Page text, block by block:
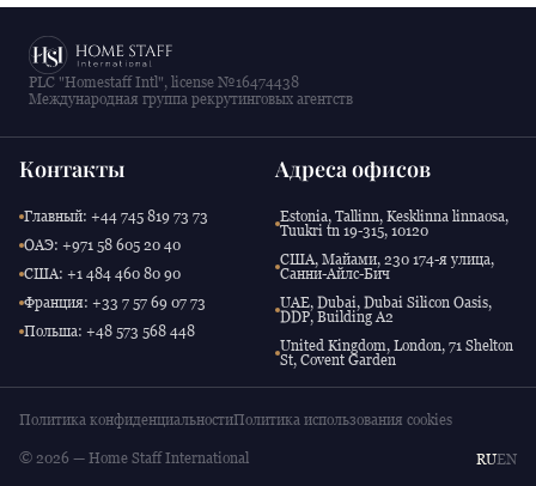
PLC "Homestaff Intl", license №16474438
Международная группа рекрутинговых агентств
Контакты
Главный: +44 745 819 73 73
ОАЭ: +971 58 605 20 40
США: +1 484 460 80 90
Франция: +33 7 57 69 07 73
Польша: +48 573 568 448
Адреса офисов
Estonia, Tallinn, Kesklinna linnaosa,
Tuukri tn 19-315, 10120
США, Майами, 230 174-я улица,
Санни-Айлс-Бич
UAE, Dubai, Dubai Silicon Oasis,
DDP, Building A2
United Kingdom, London, 71 Shelton
St, Covent Garden
Политика конфиденциальностиПолитика использования cookies
© 2026 — Home Staff International RUEN